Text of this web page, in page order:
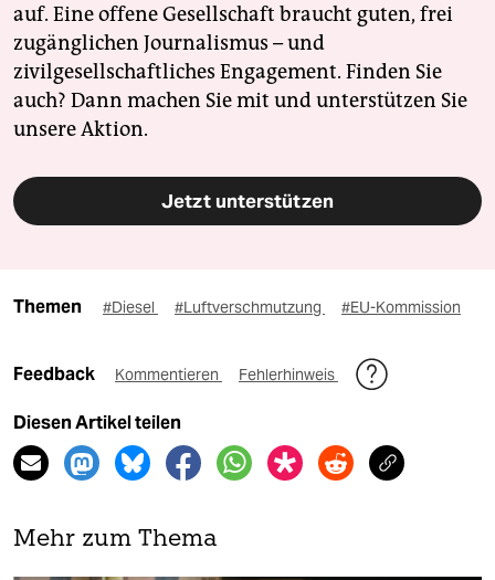
auf. Eine offene Gesellschaft braucht guten, frei
zugänglichen Journalismus – und
zivilgesellschaftliches Engagement. Finden Sie
auch? Dann machen Sie mit und unterstützen Sie
unsere Aktion.
Jetzt unterstützen
Themen #Diesel #Luftverschmutzung #EU-Kommission
Feedback Kommentieren Fehlerhinweis
Diesen Artikel teilen
Mehr zum Thema